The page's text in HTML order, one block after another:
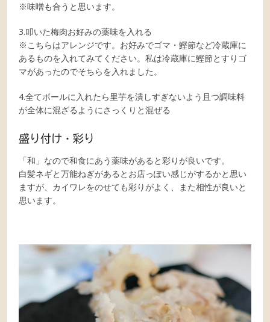
※味噌も合うと思います。
3.叩いた梅肉お好みの薬味を入れる
※こちらはアレンジです。お好みでゴマ・鰹節など冷蔵庫に
あるものを入れてみてください。私は冷蔵庫に鰹節とすりゴ
マがあったのでそちらを入れました。
4.全てボールに入れたら里芋を潰しすぎないよう且つ調味料
が全体に混ざるようにさっくりと混ぜる
盛り付け・彩り
「和」なので和食にあう薬味があると彩りが良いです。
白髪ネギと万能ねぎがあるとお店っぽい感じがするかと思い
ますが、カイワレをのせても彩りがよく、また相性が良いと
思います。